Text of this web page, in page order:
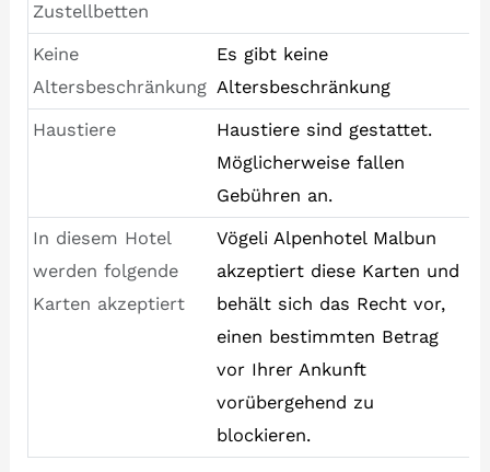
Zustellbetten
Keine
Altersbeschränkung
Es gibt keine
Altersbeschränkung
Haustiere
Haustiere sind gestattet.
Möglicherweise fallen
Gebühren an.
In diesem Hotel
werden folgende
Karten akzeptiert
Vögeli Alpenhotel Malbun
akzeptiert diese Karten und
behält sich das Recht vor,
einen bestimmten Betrag
vor Ihrer Ankunft
vorübergehend zu
blockieren.